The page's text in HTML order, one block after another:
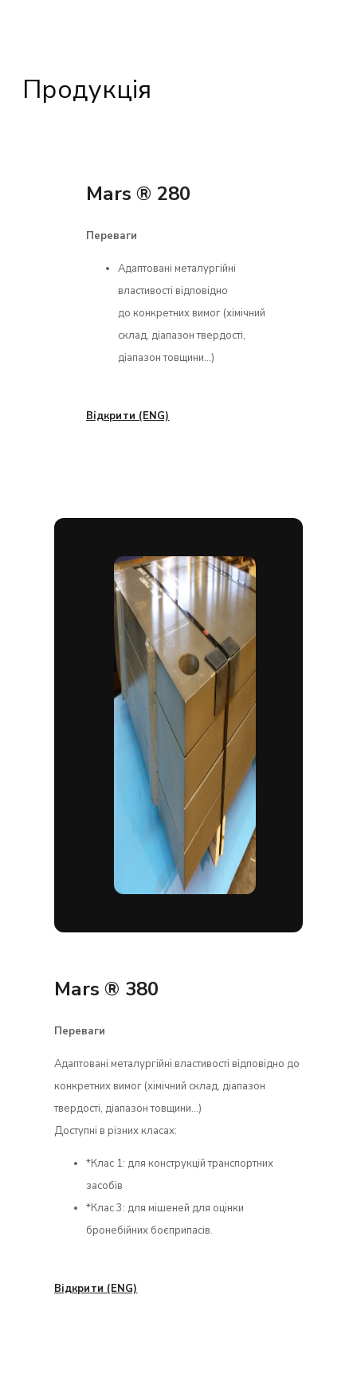
Продукція
Mars ® 280
Переваги
Адаптовані металургійні
властивості відповідно
до конкретних вимог (хімічний
склад, діапазон твердості,
діапазон товщини…)
Відкрити (ENG)
Mars ® 380
Переваги
Адаптовані металургійні властивості відповідно до
конкретних вимог (хімічний склад, діапазон
твердості, діапазон товщини…)
Доступні в різних класах:
*Клас 1: для конструкцій транспортних
засобів
*Клас 3: для мішеней для оцінки
бронебійних боєприпасів.
Відкрити (ENG)